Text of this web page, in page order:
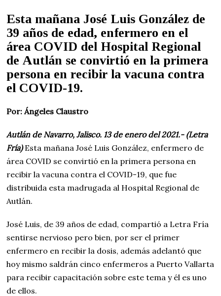
Esta mañana José Luis González de
39 años de edad, enfermero en el
área COVID del Hospital Regional
de Autlán se convirtió en la primera
persona en recibir la vacuna contra
el COVID-19.
Por: Ángeles Claustro
Autlán de Navarro, Jalisco. 13 de enero del 2021.- (Letra
Fría)Esta mañana José Luis González, enfermero de
área COVID se convirtió en la primera persona en
recibir la vacuna contra el COVID-19, que fue
distribuida esta madrugada al Hospital Regional de
Autlán.
José Luis, de 39 años de edad, compartió a Letra Fría
sentirse nervioso pero bien, por ser el primer
enfermero en recibir la dosis, además adelantó que
hoy mismo saldrán cinco enfermeros a Puerto Vallarta
para recibir capacitación sobre este tema y él es uno
de ellos.